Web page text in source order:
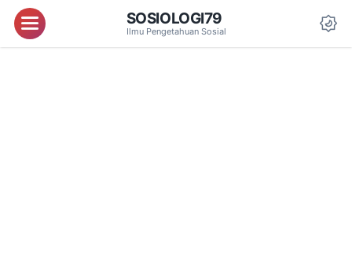
Menu SOSIOLOGI79
Ilmu Pengetahuan Sosial